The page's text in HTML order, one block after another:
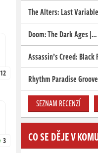
12
3
The Alters: Last Variable
Doom: The Dark Ages |…
Assassin’s Creed:
Rhythm Paradise Groove
SEZNAM RECENZÍ
CO SE DĚJE V